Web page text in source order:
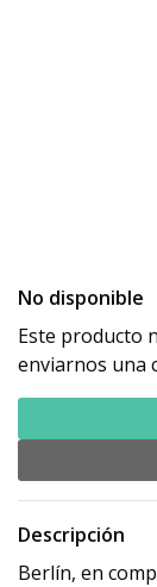
No disponible
Este producto
enviarnos una
Descripción
Berlín, en